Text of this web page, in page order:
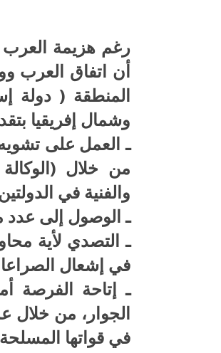
رغم هزيمة العرب
أن اتفاق العرب
المنطقة ( دولة
وشمال إفريقيا
ـ العمل على
من خلال
والفنية في
ـ الوصول إلى عدد
ـ التصدي لأية
في إشعال
ـ إتاحة الفرصة
الجوار، من خلال
في قواتها